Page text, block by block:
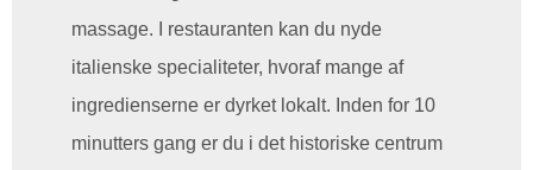
massage. I restauranten kan du nyde
italienske specialiteter, hvoraf mange af
ingredienserne er dyrket lokalt. Inden for 10
minutters gang er du i det historiske centrum